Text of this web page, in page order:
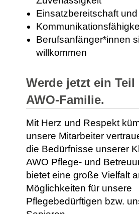
Einsatzbereitschaft
Berufsanfänger*innen
willkommen
Werde jetzt ein Teil
AWO-Familie.
Mit Herz und Respekt
unsere Mitarbeiter
die Bedürfnisse unserer
AWO Pflege- und
bietet eine große Vielfalt
Möglichkeiten für unsere
Pflegebedürftigen bzw.